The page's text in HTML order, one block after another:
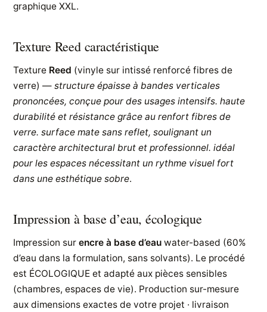
graphique XXL.
Texture Reed caractéristique
Texture Reed (vinyle sur intissé renforcé fibres de
verre) —structure épaisse à bandes verticales
prononcées, conçue pour des usages intensifs. haute
durabilité et résistance grâce au renfort fibres de
verre. surface mate sans reflet, soulignant un
caractère architectural brut et professionnel. idéal
pour les espaces nécessitant un rythme visuel fort
dans une esthétique sobre.
Impression à base d’eau, écologique
Impression surencre à base d’eau water-based (60%
d’eau dans la formulation, sans solvants). Le procédé
est ÉCOLOGIQUE et adapté aux pièces sensibles
(chambres, espaces de vie). Production sur-mesure
aux dimensions exactes de votre projet · livraison